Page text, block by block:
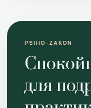
PSIHO-ZAKON
для